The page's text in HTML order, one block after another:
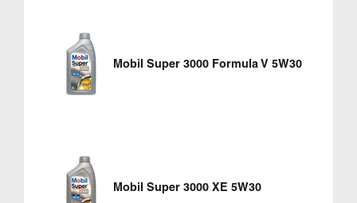
Mobil Super 3000 Formula V 5W30
Mobil Super 3000 XE 5W30